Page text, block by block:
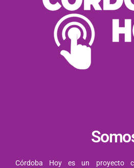
Córdoba Hoy es un proyecto